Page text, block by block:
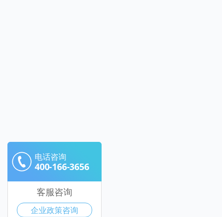
电话咨询
400-166-3656
客服咨询
企业政策咨询